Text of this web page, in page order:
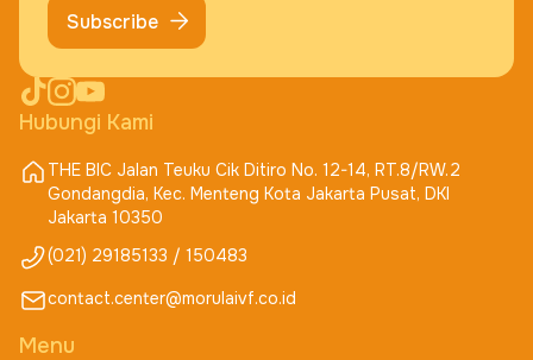
Hubungi Kami
THE BIC Jalan Teuku Cik Ditiro No. 12-14, RT.8/RW.2
Gondangdia, Kec. Menteng Kota Jakarta Pusat, DKI
Jakarta 10350
(021) 29185133 / 150483
contact.center@morulaivf.co.id
Menu
Subscribe